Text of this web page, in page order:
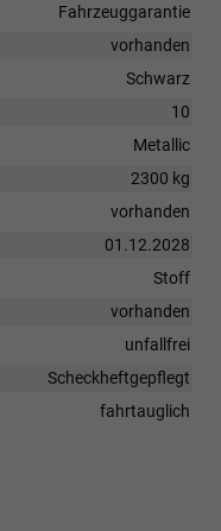
Fahrzeuggarantie
vorhanden
Schwarz
10
Metallic
2300 kg
vorhanden
01.12.2028
Stoff
vorhanden
unfallfrei
Scheckheftgepflegt
fahrtauglich